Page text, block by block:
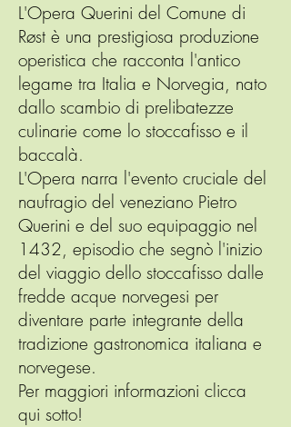
L'Opera Querini del Comune di
Røst è una prestigiosa produzione
operistica che racconta l'antico
legame tra Italia e Norvegia, nato
dallo scambio di prelibatezze
culinarie come lo stoccafisso e il
baccalà.
L'Opera narra l'evento cruciale del
naufragio del veneziano Pietro
Querini e del suo equipaggio nel
1432, episodio che segnò l'inizio
del viaggio dello stoccafisso dalle
fredde acque norvegesi per
diventare parte integrante della
tradizione gastronomica italiana e
norvegese.
Per maggiori informazioni clicca
qui sotto!